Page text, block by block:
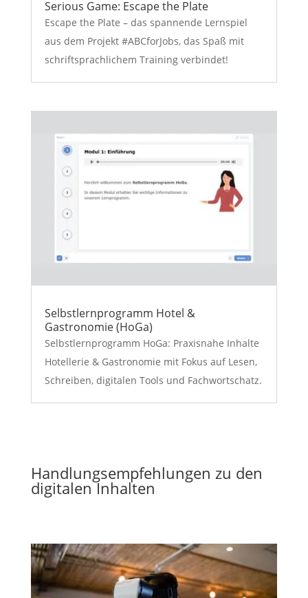
Serious Game: Escape the Plate
Escape the Plate – das spannende Lernspiel
aus dem Projekt #ABCforJobs, das Spaß mit
schriftsprachlichem Training verbindet!
Selbstlernprogramm Hotel &
Gastronomie (HoGa)
Selbstlernprogramm HoGa: Praxisnahe Inhalte
Hotellerie & Gastronomie mit Fokus auf Lesen,
Schreiben, digitalen Tools und Fachwortschatz.
Handlungsempfehlungen zu den
digitalen Inhalten